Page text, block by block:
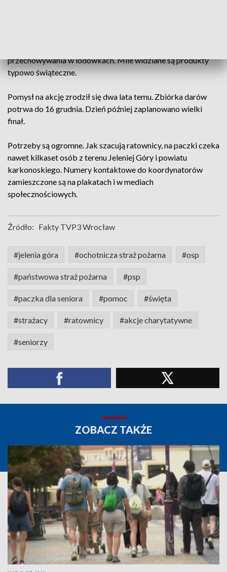
przechowywania w lodówkach. Mile widziane są produkty
typowo świąteczne.
Pomysł na akcję zrodził się dwa lata temu. Zbiórka darów
potrwa do 16 grudnia. Dzień później zaplanowano wielki
finał.
Potrzeby są ogromne. Jak szacują ratownicy, na paczki czeka
nawet kilkaset osób z terenu Jeleniej Góry i powiatu
karkonoskiego. Numery kontaktowe do koordynatorów
zamieszczone są na plakatach i w mediach
społecznościowych.
Źródło: Fakty TVP3 Wrocław
#jelenia góra #ochotnicza straż pożarna #osp
#państwowa straż pożarna #psp
#paczka dla seniora #pomoc #święta
#strażacy #ratownicy #akcje charytatywne
#seniorzy
ZOBACZ TAKŻE